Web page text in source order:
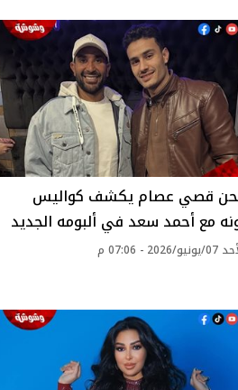
قصي عصام يكشف كواليس
مع أحمد سعد في ألبومه الجديد
2026 - 07:06 م